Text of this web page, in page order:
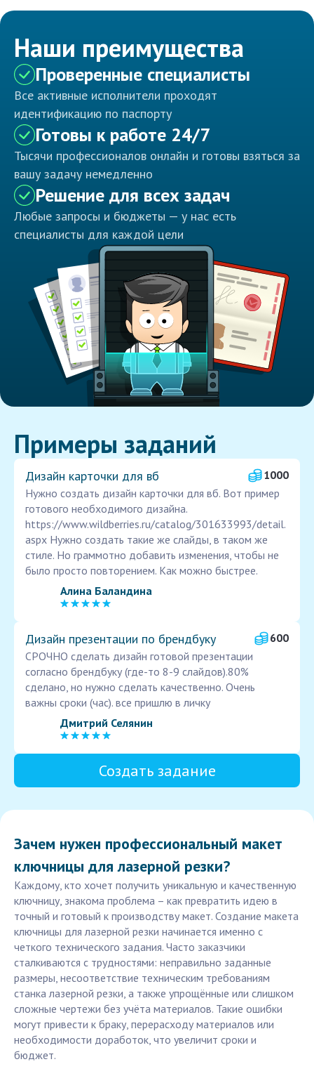
Наши преимущества
Проверенные специалисты
Все активные исполнители проходят
идентификацию по паспорту
Готовы к работе 24/7
Тысячи профессионалов онлайн и готовы взяться за
вашу задачу немедленно
Решение для всех задач
Любые запросы и бюджеты — у нас есть
специалисты для каждой цели
Примеры заданий
Дизайн карточки для вб
1000
Нужно создать дизайн карточки для вб. Вот пример
готового необходимого дизайна.
https://www.wildberries.ru/catalog/301633993/detail.
aspx Нужно создать такие же слайды, в таком же
стиле. Но граммотно добавить изменения, чтобы не
было просто повторением. Как можно быстрее.
Алина Баландина
Дизайн презентации по брендбуку
600
СРОЧНО сделать дизайн готовой презентации
согласно брендбуку (где-то 8-9 слайдов).80%
сделано, но нужно сделать качественно. Очень
важны сроки (час). все пришлю в личку
Дмитрий Селянин
Создать задание
Зачем нужен профессиональный макет
ключницы для лазерной резки?
Каждому, кто хочет получить уникальную и качественную
ключницу, знакома проблема – как превратить идею в
точный и готовый к производству макет. Создание макета
ключницы для лазерной резки начинается именно с
четкого технического задания. Часто заказчики
сталкиваются с трудностями: неправильно заданные
размеры, несоответствие техническим требованиям
станка лазерной резки, а также упрощённые или слишком
сложные чертежи без учёта материалов. Такие ошибки
могут привести к браку, перерасходу материалов или
необходимости доработок, что увеличит сроки и
бюджет.